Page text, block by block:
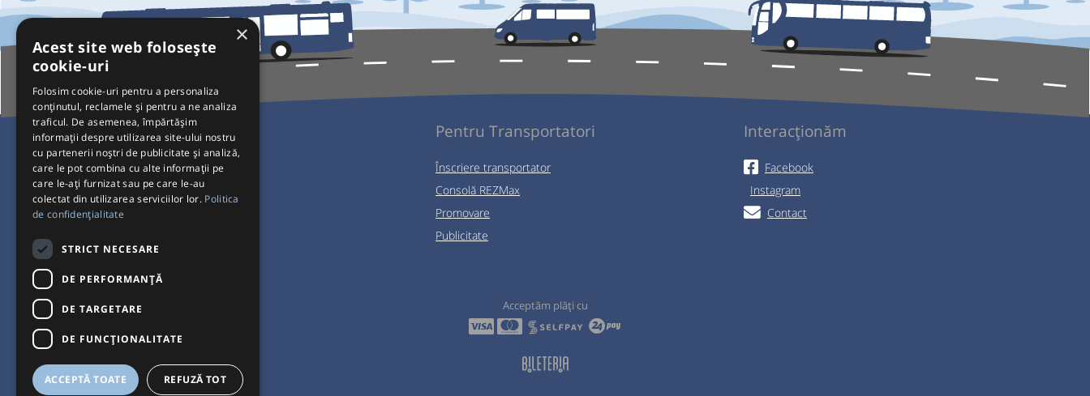
Pentru Călători
Curse autobuz
Plecări/Sosiri
Setări de cookie-uri
Pentru Transportatori
Înscriere transportator
Consolă REZMax
Promovare
Publicitate
Interacționăm
Facebook
Instagram
Contact
Acceptăm plăți cu
×
Acest site web folosește
cookie-uri
Folosim cookie-uri pentru a personaliza
conținutul, reclamele și pentru a ne analiza
traficul. De asemenea, împărtășim
informații despre utilizarea site-ului nostru
cu partenerii noștri de publicitate și analiză,
care le pot combina cu alte informații pe
care le-ați furnizat sau pe care le-au
colectat din utilizarea serviciilor lor. Politica
de confidențialitate
STRICT NECESARE
DE PERFORMANȚĂ
DE TARGETARE
DE FUNCŢIONALITATE
ACCEPTĂ TOATE REFUZĂ TOT